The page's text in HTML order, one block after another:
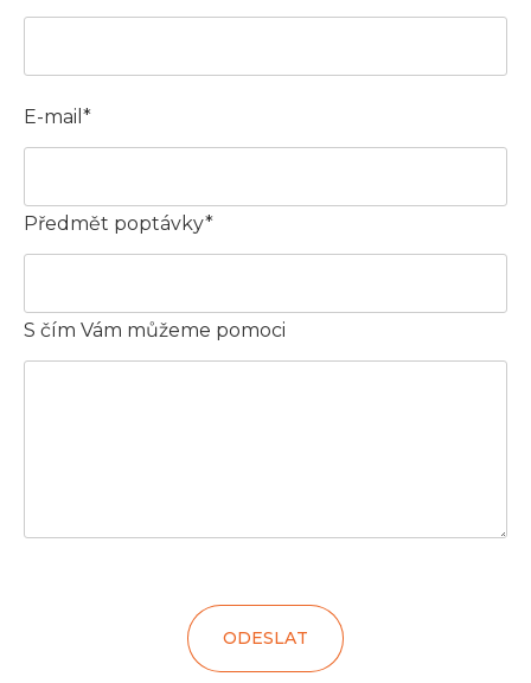
E-mail*
Předmět poptávky*
S čím Vám můžeme pomoci
ODESLAT